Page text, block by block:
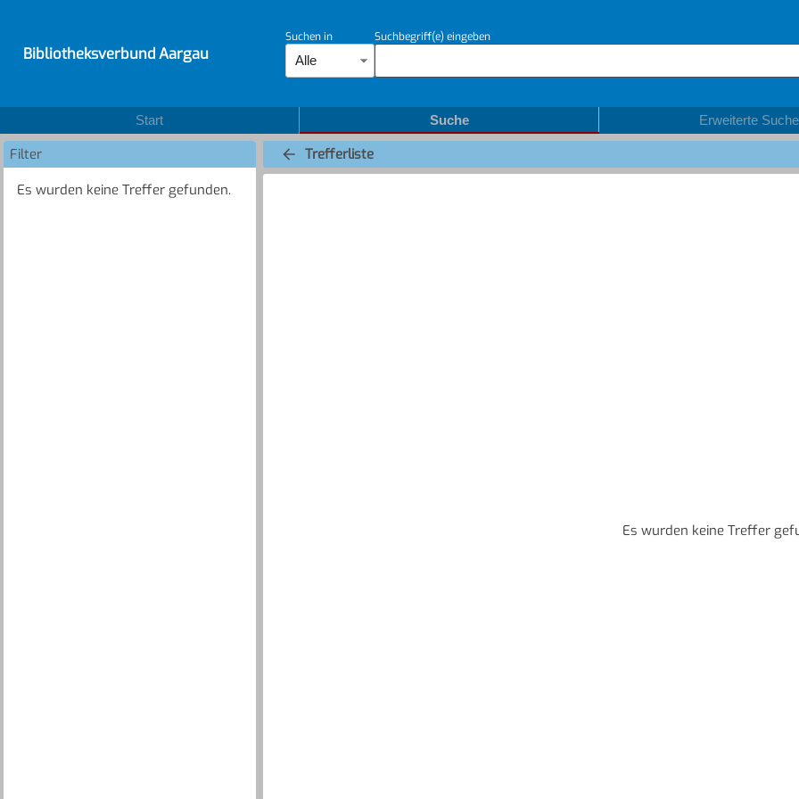
Bibliotheksverbund Aargau
Suchen in
Alle
Suchbegriff(e) eingeben
Start Suche Erweiterte Suche
Filter
Es wurden keine Treffer gefunden.
Trefferliste
Es wurden keine Treffer